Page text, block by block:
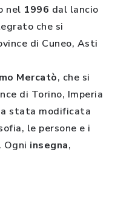
nel 1996 dal lancio
che si
di Cuneo, Asti
Mercatò, che si
di Torino, Imperia
stata modificata
le persone e i
insegna,